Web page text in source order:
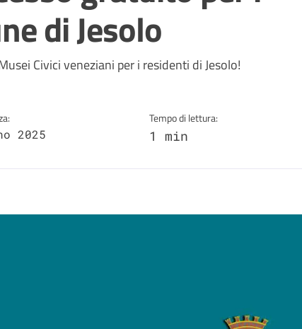
di Jesolo
Civici veneziani per i residenti di Jesolo!
2025
Tempo di lettura:
1 min